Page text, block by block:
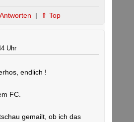
Antworten | ⇑ Top
Uhr
endlich !
FC.
gemailt, ob ich das